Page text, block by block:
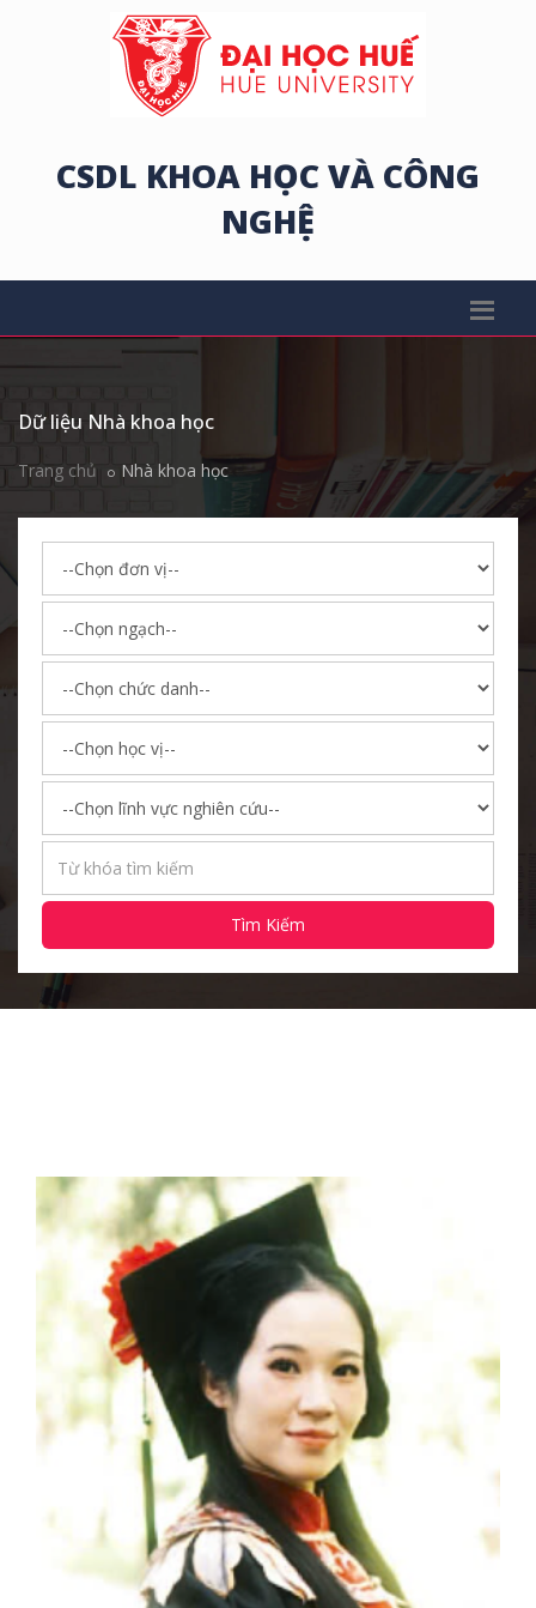
CSDL KHOA HỌC VÀ CÔNG
NGHỆ
Dữ liệu Nhà khoa học
Trang chủ Nhà khoa học
Tìm Kiếm